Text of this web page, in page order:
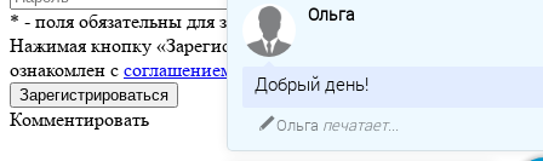
* - поля обязательны для заполнения
Нажимая кнопку «Зарегистрироваться», я подтверждаю, что
ознакомлен с соглашением о пользовании сайтом
Зарегистрироваться
Комментировать
Ольга
Добрый день!
Ольга печатает...